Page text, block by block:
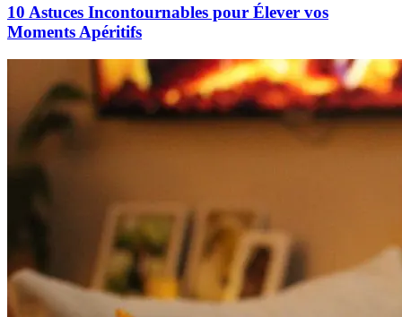
10 Astuces Incontournables pour Élever vos
Moments Apéritifs